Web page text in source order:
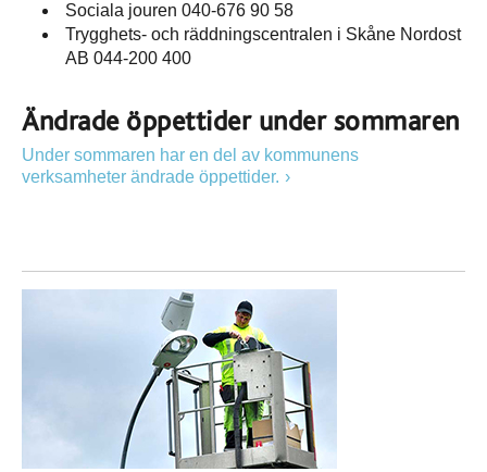
Sociala jouren 040-676 90 58
Trygghets- och räddningscentralen i Skåne Nordost
AB 044-200 400
Ändrade öppettider under sommaren
Under sommaren har en del av kommunens
verksamheter ändrade öppettider.